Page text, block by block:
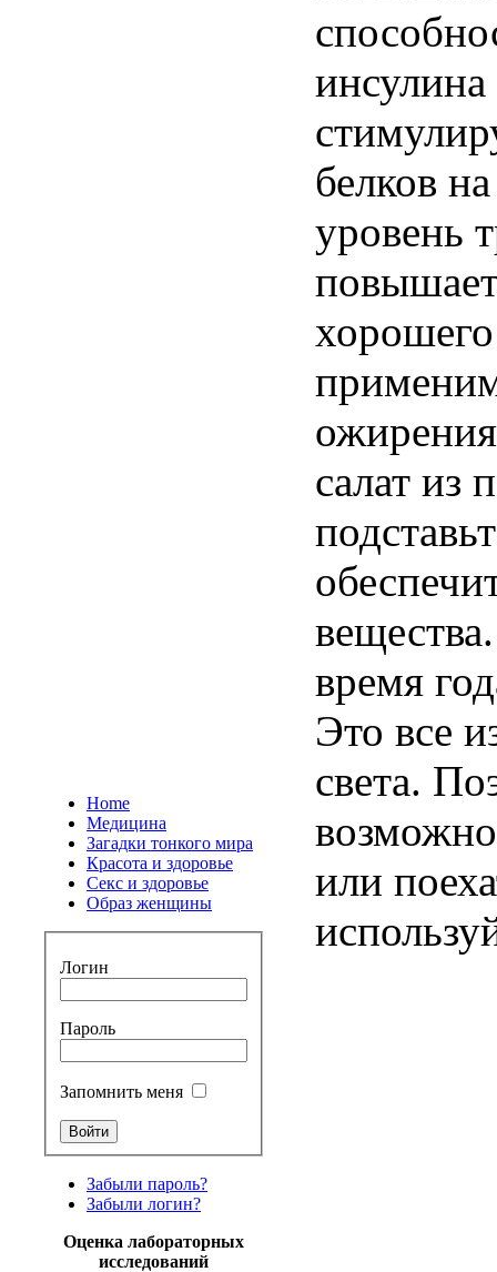
Home
Медицина
Загадки тонкого мира
Красота и здоровье
Секс и здоровье
Образ женщины
Логин
Пароль
Запомнить меня
Забыли пароль?
Забыли логин?
Оценка лабораторных
исследований
белков
уровень
салат из
время
Это все
света.
или